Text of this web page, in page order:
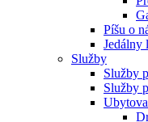
Píšu o
Jedálny
Služby
Služby
Služby